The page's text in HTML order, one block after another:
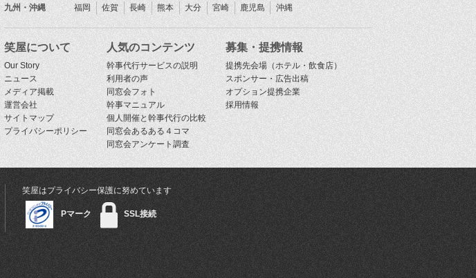
九州・沖縄
福岡 佐賀 長崎 熊本 大分 宮崎 鹿児島 沖縄
笑屋について
Our Story
ニュース
メディア掲載
運営会社
サイトマップ
プライバシーポリシー
人気のコンテンツ
幹事代行サービスの説明
利用者の声
同窓会フォト
幹事マニュアル
個人開催と幹事代行の比較
同窓会あるある４コマ
同窓会アンケート調査
募集・提携情報
提携先会場（ホテル・飲食店）
スポンサー・広告出稿
オプション提携企業
採用情報
笑屋はプライバシー保護に努めています
Pマーク SSL接続